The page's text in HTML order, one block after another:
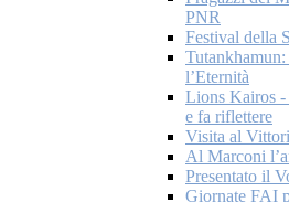
PNR
Festival della
l’Eternità
Lions Kairos -
e fa riflettere
Visita al
Al Marconi
Presentato il
Giornate FAI